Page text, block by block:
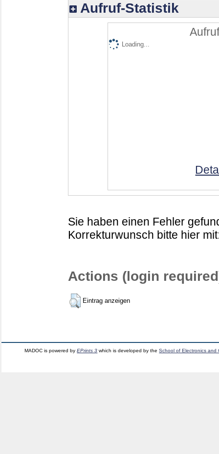
Aufruf-Statistik
Loading...
Sie haben einen Fehler
Korrekturwunsch bitte hier
Actions (login
Eintrag anzeigen
MADOC is powered byEPrints 3 which is developed by theSchool of Electronics and